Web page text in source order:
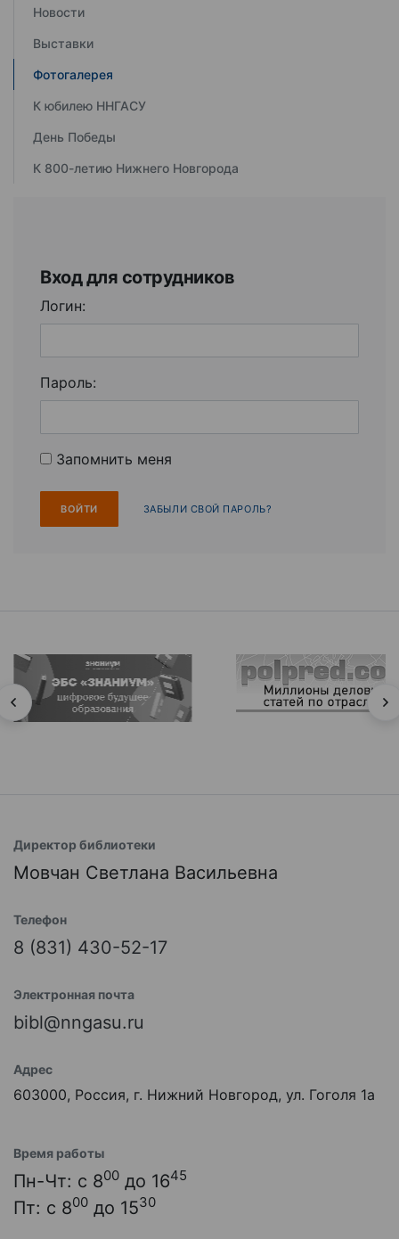
Новости
Выставки
Фотогалерея
К юбилею ННГАСУ
День Победы
К 800-летию Нижнего Новгорода
Вход для сотрудников
Логин:
Пароль:
Запомнить меня
ЗАБЫЛИ СВОЙ ПАРОЛЬ?
Директор библиотеки
Мовчан Светлана Васильевна
Телефон
8 (831) 430-52-17
Электронная почта
bibl@nngasu.ru
Адрес
603000, Россия, г. Нижний Новгород, ул. Гоголя 1а
Время работы
Пн-Чт: с 800 до 1645
Пт: с 800 до 1530